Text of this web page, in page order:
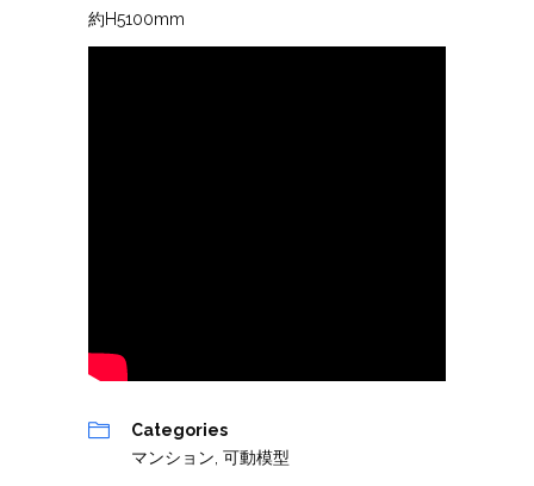
約H5100mm
Categories
マンション 可動模型